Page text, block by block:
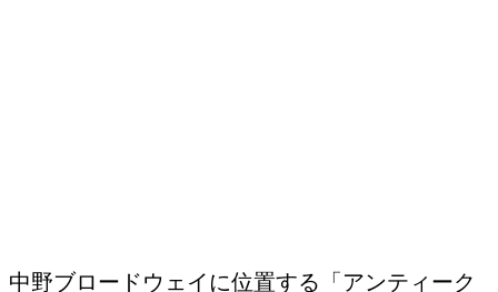
中野ブロードウェイに位置する「アンティーク